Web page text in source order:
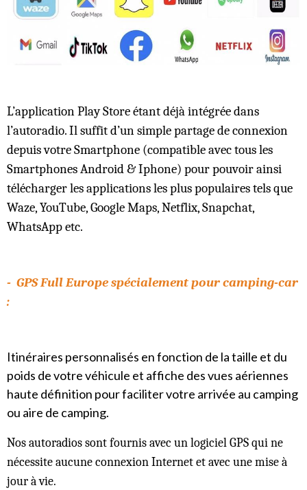
L’application Play Store étant déjà intégrée dans
l’autoradio. Il suffit d’un simple partage de connexion
depuis votre Smartphone (compatible avec tous les
Smartphones Android & Iphone) pour pouvoir ainsi
télécharger les applications les plus populaires tels que
Waze, YouTube, Google Maps, Netflix, Snapchat,
WhatsApp etc.
- GPS Full Europe spécialement pour camping-car
:
Itinéraires personnalisés en fonction de la taille et du
poids de votre véhicule et affiche des vues aériennes
haute définition pour faciliter votre arrivée au camping
ou aire de camping.
Nos autoradios sont fournis avec un logiciel GPS qui ne
nécessite aucune connexion Internet et avec une mise à
jour à vie.